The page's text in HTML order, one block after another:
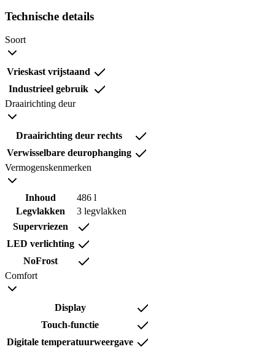
Technische details
Soort
Vrieskast vrijstaand
Industrieel gebruik
Draairichting deur
Draairichting deur rechts
Verwisselbare deurophanging
Vermogenskenmerken
Inhoud
486 l
Legvlakken
3 legvlakken
Supervriezen
LED verlichting
NoFrost
Comfort
Display
Touch-functie
Digitale temperatuurweergave